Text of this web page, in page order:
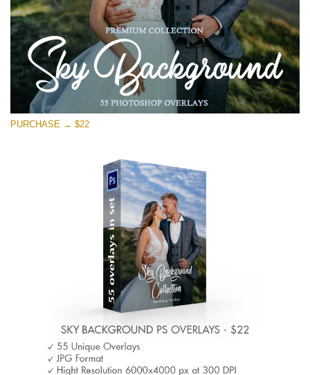
PURCHASE → $22